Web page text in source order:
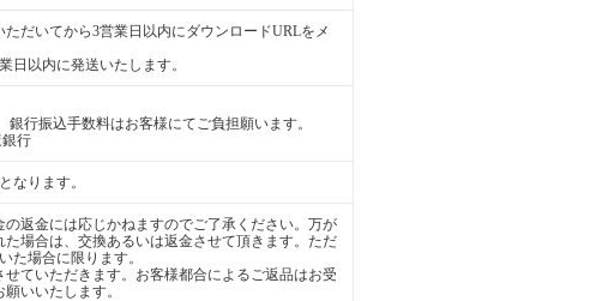
だいてから3営業日以内にダウンロードURLをメ
日以内に発送いたします。
行振込手数料はお客様にてご負担願います。
行
なります。
返金には応じかねますのでご了承ください。万が
場合は、交換あるいは返金させて頂きます。ただ
た場合に限ります。
ていただきます。お客様都合によるご返品はお受
いいたします。